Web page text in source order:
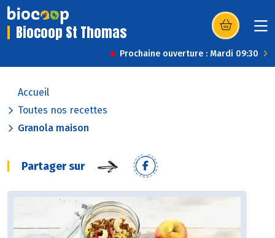
Biocoop St Thomas (s’ouvre dans
Prochaine ouverture : Mardi 09:30
Accueil
Toutes nos recettes
Granola maison
Partager sur